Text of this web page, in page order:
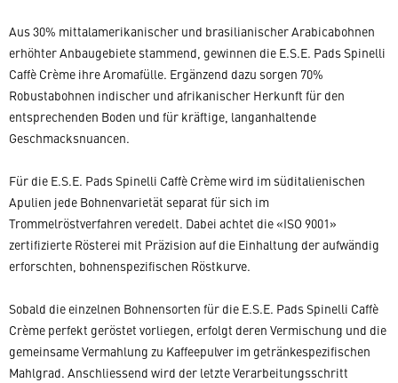
Aus 30% mittalamerikanischer und brasilianischer Arabicabohnen
erhöhter Anbaugebiete stammend, gewinnen die E.S.E. Pads Spinelli
Caffè Crème ihre Aromafülle. Ergänzend dazu sorgen 70%
Robustabohnen indischer und afrikanischer Herkunft für den
entsprechenden Boden und für kräftige, langanhaltende
Geschmacksnuancen.
Für die E.S.E. Pads Spinelli Caffè Crème wird im süditalienischen
Apulien jede Bohnenvarietät separat für sich im
Trommelröstverfahren veredelt. Dabei achtet die «ISO 9001»
zertifizierte Rösterei mit Präzision auf die Einhaltung der aufwändig
erforschten, bohnenspezifischen Röstkurve.
Sobald die einzelnen Bohnensorten für die E.S.E. Pads Spinelli Caffè
Crème perfekt geröstet vorliegen, erfolgt deren Vermischung und die
gemeinsame Vermahlung zu Kaffeepulver im getränkespezifischen
Mahlgrad. Anschliessend wird der letzte Verarbeitungsschritt